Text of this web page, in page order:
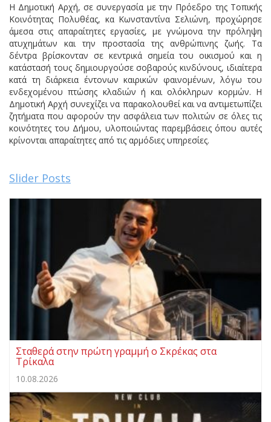
Η Δημοτική Αρχή, σε συνεργασία με την Πρόεδρο της Τοπικής
Κοινότητας Πολυθέας, κα Κωνσταντίνα Σελιώνη, προχώρησε
άμεσα στις απαραίτητες εργασίες, με γνώμονα την πρόληψη
ατυχημάτων και την προστασία της ανθρώπινης ζωής. Τα
δέντρα βρίσκονταν σε κεντρικά σημεία του οικισμού και η
κατάστασή τους δημιουργούσε σοβαρούς κινδύνους, ιδιαίτερα
κατά τη διάρκεια έντονων καιρικών φαινομένων, λόγω του
ενδεχομένου πτώσης κλαδιών ή και ολόκληρων κορμών. Η
Δημοτική Αρχή συνεχίζει να παρακολουθεί και να αντιμετωπίζει
ζητήματα που αφορούν την ασφάλεια των πολιτών σε όλες τις
κοινότητες του Δήμου, υλοποιώντας παρεμβάσεις όπου αυτές
κρίνονται απαραίτητες από τις αρμόδιες υπηρεσίες.
Slider Posts
Σταθερά στην πρώτη γραμμή ο Σκρέκας στα
Τρίκαλα
10.08.2026